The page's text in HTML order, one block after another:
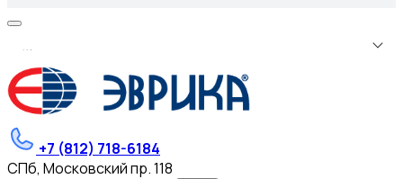
...
+7 (812) 718-6184
СПб, Московский пр. 118